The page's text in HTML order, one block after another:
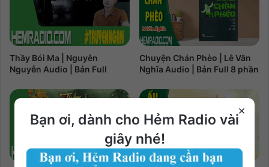
Thầy Bói Ma | Nguyễn
Nguyễn Audio | Bản Full
Chuyện Chán Phèo | Lê Văn
Nghĩa Audio | Bản Full 8 phần
×
Bạn ơi, dành cho Hẻm Radio vài
giây nhé!